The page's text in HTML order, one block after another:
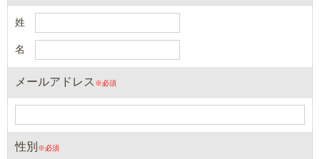
メールアドレス
性別